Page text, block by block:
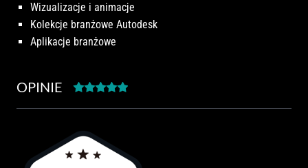
Wizualizacje i animacje
Kolekcje branżowe Autodesk
Aplikacje branżowe
OPINIE